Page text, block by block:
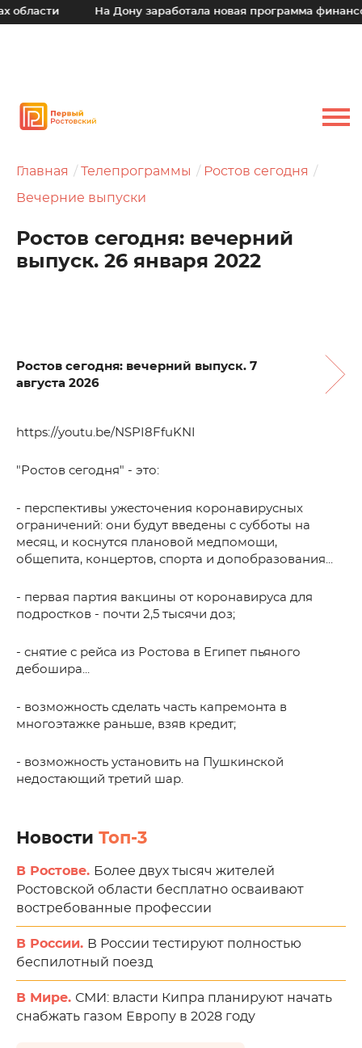
На Дону заработала новая программа финансовой
Главная Телепрограммы Ростов сегодня
Вечерние выпуски
Ростов сегодня: вечерний
выпуск. 26 января 2022
Ростов сегодня: вечерний выпуск. 7
августа 2026
https://youtu.be/NSPI8FfuKNI
"Ростов сегодня" - это:
- перспективы ужесточения коронавирусных
ограничений: они будут введены с субботы на
месяц, и коснутся плановой медпомощи,
общепита, концертов, спорта и допобразования...
- первая партия вакцины от коронавируса для
подростков - почти 2,5 тысячи доз;
- снятие с рейса из Ростова в Египет пьяного
дебошира...
- возможность сделать часть капремонта в
многоэтажке раньше, взяв кредит;
- возможность установить на Пушкинской
недостающий третий шар.
Новости Топ-3
В Ростове. Более двух тысяч жителей
Ростовской области бесплатно осваивают
востребованные профессии
В России. В России тестируют полностью
беспилотный поезд
В Мире. СМИ: власти Кипра планируют начать
снабжать газом Европу в 2028 году